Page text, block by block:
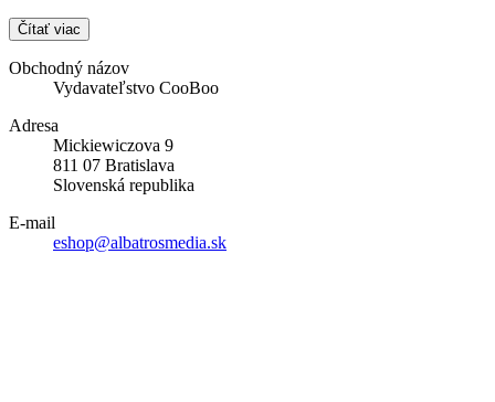
Čítať viac
Obchodný názov
Vydavateľstvo CooBoo
Adresa
Mickiewiczova 9
811 07 Bratislava
Slovenská republika
E-mail
eshop@albatrosmedia.sk